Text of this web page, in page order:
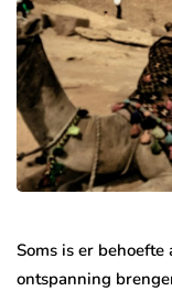
Soms is er
ontspanning